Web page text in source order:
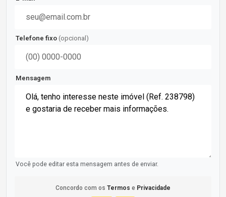
Telefone fixo (opcional)
Mensagem
Você pode editar esta mensagem antes de enviar.
Concordo com os Termos e Privacidade